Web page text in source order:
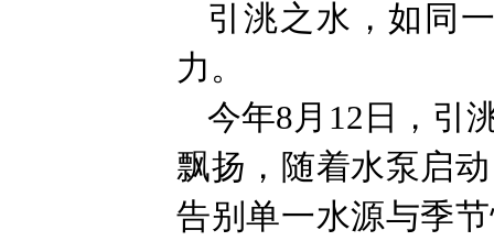
引洮之水，如同
力。
今年8月12日，引
飘扬，随着水泵启
告别单一水源与季